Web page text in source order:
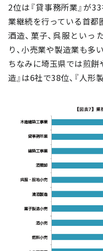
2位は『貸事務所業』が
業継続を行っている首都
酒造、菓子、呉服とい
り、小売業や製造業も多い
ちなみに埼玉県では煎餅
造』は6社で38位、『人形